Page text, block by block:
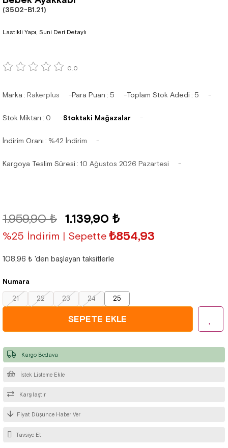
(3502-B1.21)
Lastikli Yapı, Suni Deri Detaylı
0.0
Marka: Rakerplus Para Puan : 5 Toplam Stok Adedi : 5
Stok Miktarı : 0 Stoktaki Mağazalar
İndirim Oranı : %42 İndirim
Kargoya Teslim Süresi : 10 Ağustos 2026 Pazartesi
1.959,90 ₺ 1.139,90 ₺
%25 İndirim | Sepette ₺854,93
108,96 ₺ 'den başlayan taksitlerle
Numara
21 22 23 24 25
İstek Listeme Ekle
Karşılaştır
Fiyat Düşünce Haber Ver
Kargo Bedava
Tavsiye Et